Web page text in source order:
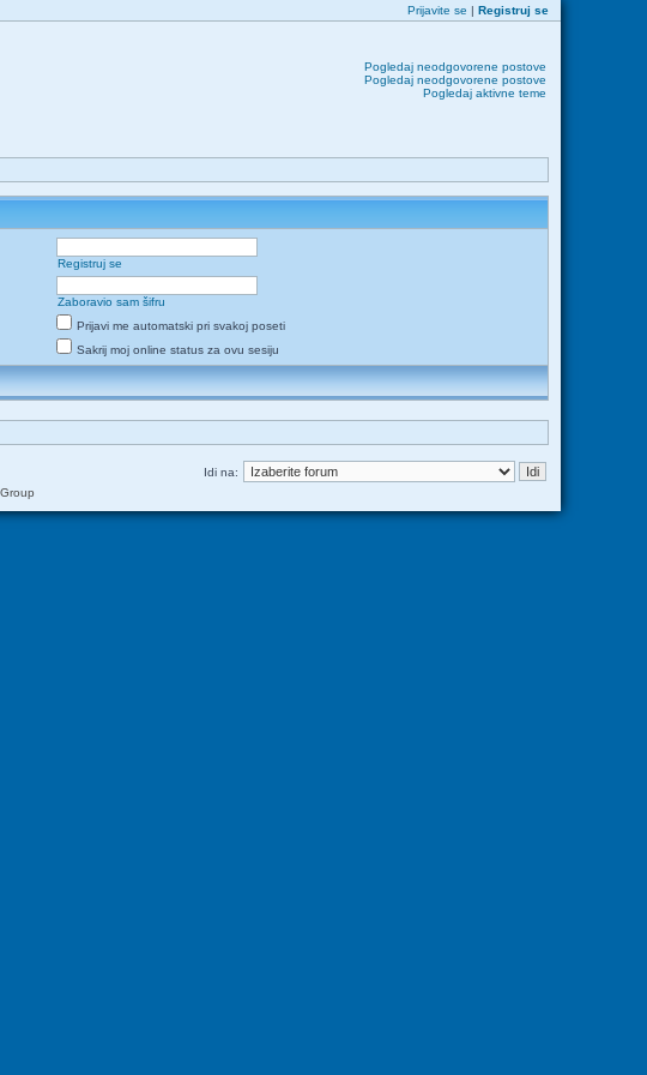
Prijavite se | Registruj se
Pogledaj neodgovorene postove
Pogledaj neodgovorene postove
Pogledaj aktivne teme
Registruj se
Zaboravio sam šifru
Prijavi me automatski pri svakoj poseti
Sakrij moj online status za ovu sesiju
Idi na: